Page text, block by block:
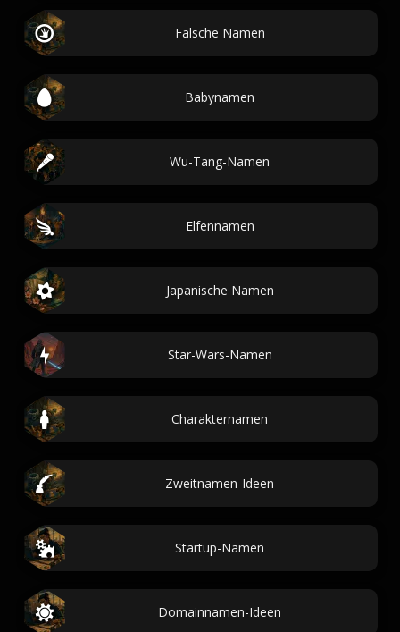
Falsche Namen
Babynamen
Wu-Tang-Namen
Elfennamen
Japanische Namen
Star-Wars-Namen
Charakternamen
Zweitnamen-Ideen
Startup-Namen
Domainnamen-Ideen